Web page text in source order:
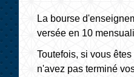
La bourse
versée en 10
Toutefois, si vous
n'avez pas terminé